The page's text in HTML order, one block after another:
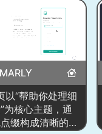
步界面、团队协
加密说明与行业
专业可信赖的品
块化的内容布
作流程、内容安
段呈现，让用户
Dropbox 的产品
配大量真实照片
品可视化体验。
率、可扩展、安
“帮助你处理细
为核心主题，通
缀构成清晰的品